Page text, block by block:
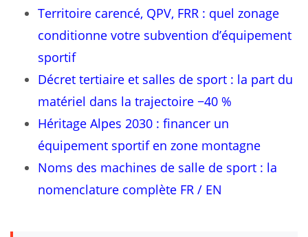
Territoire carencé, QPV, FRR : quel zonage
conditionne votre subvention d’équipement
sportif
Décret tertiaire et salles de sport : la part du
matériel dans la trajectoire −40 %
Héritage Alpes 2030 : financer un
équipement sportif en zone montagne
Noms des machines de salle de sport : la
nomenclature complète FR / EN